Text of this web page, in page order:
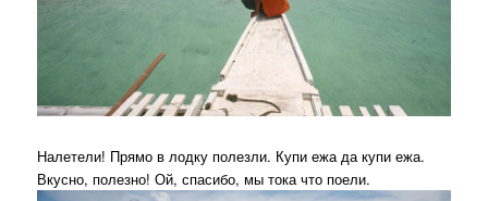
Налетели! Прямо в лодку полезли. Купи ежа да купи ежа.
Вкусно, полезно! Ой, спасибо, мы тока что поели.